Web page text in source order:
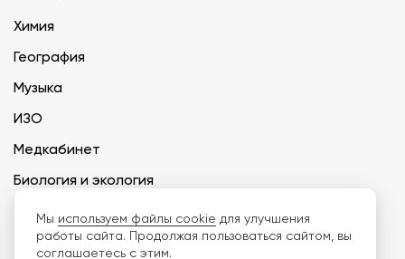
Химия
География
Музыка
ИЗО
Медкабинет
Биология и экология
Технология
Мы используем файлы cookie для улучшения
работы сайта. Продолжая пользоваться сайтом, вы
соглашаетесь с этим.